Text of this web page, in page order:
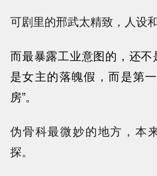
可剧里的邢武太精致，人设
而最暴露工业意图的， 还不
是女主的落魄假，而是第
房”。
伪骨科最微妙的地方，本
探。